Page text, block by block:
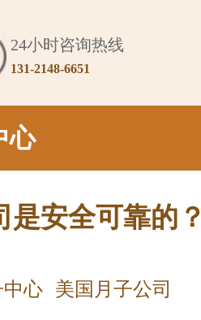
24小时咨询热线
131-2148-6651
心
安全可靠的？
心 美国月子公司